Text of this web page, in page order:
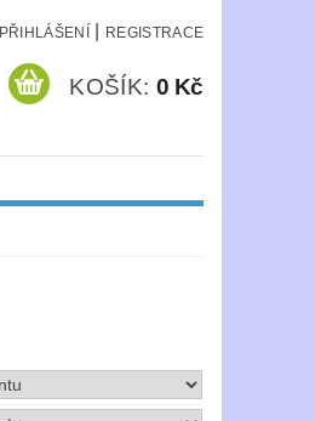
PŘIHLÁŠENÍ REGISTRACE
KOŠÍK: 0 Kč